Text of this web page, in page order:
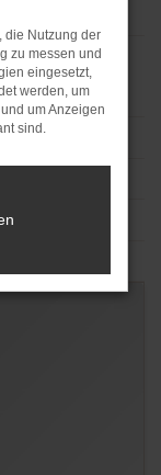
die Nutzung der
zu messen und
eingesetzt,
werden, um
um Anzeigen
sind.